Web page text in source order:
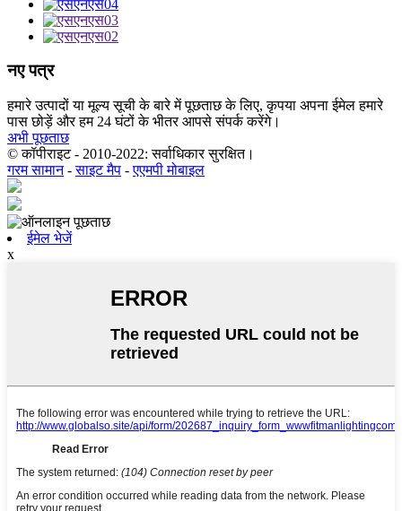
नए पत्र
हमारे उत्पादों या मूल्य सूची के बारे में पूछताछ के लिए, कृपया अपना ईमेल हमारे
पास छोड़ें और हम 24 घंटों के भीतर आपसे संपर्क करेंगे।
अभी पूछताछ
© कॉपीराइट - 2010-2022: सर्वाधिकार सुरक्षित।
गरम सामान-साइट मैप -एएमपी मोबाइल
ईमेल भेजें
x